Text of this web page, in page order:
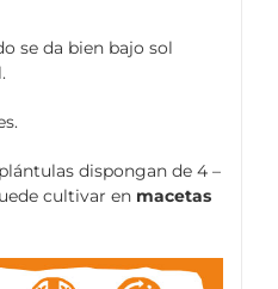
se da bien bajo sol
dispongan de 4 –
cultivar en macetas